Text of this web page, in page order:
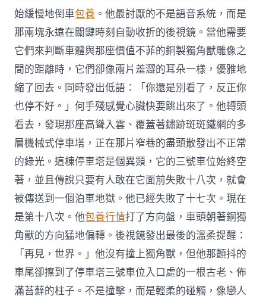
始緩慢地倒車包養 。他最討厭的不是語音系統，而是
那兩塊永遠在關鍵時刻自動收折的後視鏡。當他需要
它們來判斷車體與那座價值不菲的銅製獨角獸雕像之
間的距離時，它們卻像兩片羞澀的耳朵一樣，優雅地
縮了回去。同時發出低語：「你還是別看了，反正你
也停不好。」何手殘感覺心臟快要跳出來了。他轉頭
看去，發現那座高聳入雲、覆蓋著鏽跡斑斑鐵網的多
層機械式停車塔，正在那片窄巷的盡頭散發出不正常
的綠光。這棟停車塔是個異類，它的三號車位始終空
著，並且傳說只要有人敢在它面前失敗十八次，就會
被傳送到一個泊車地獄。他已經失敗了十七次。現在
是第十八次。他包養行情打了方向盤，車頭朝著銅獨
角獸的方向猛地偏轉。後視鏡發出最後的溫柔提醒：
「再見，世界。」他沒有撞上獨角獸，但他那顫抖的
車尾卻擦到了停車塔三號車位入口處的一根古老、佈
滿苔蘚的柱子。不是撞擊，而是輕柔的碰觸，像戀人